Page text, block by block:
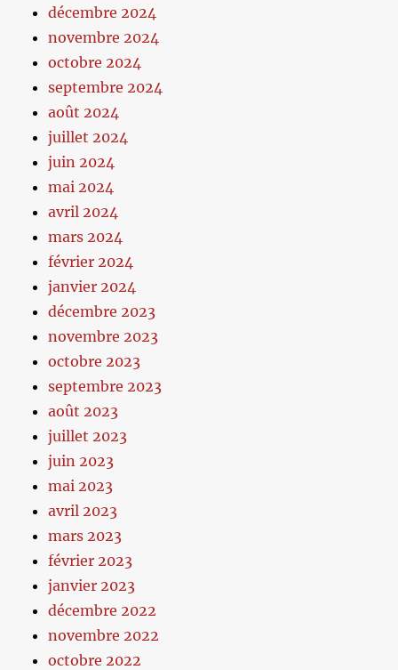
décembre 2024
novembre 2024
octobre 2024
septembre 2024
août 2024
juillet 2024
juin 2024
mai 2024
avril 2024
mars 2024
février 2024
janvier 2024
décembre 2023
novembre 2023
octobre 2023
septembre 2023
août 2023
juillet 2023
juin 2023
mai 2023
avril 2023
mars 2023
février 2023
janvier 2023
décembre 2022
novembre 2022
octobre 2022